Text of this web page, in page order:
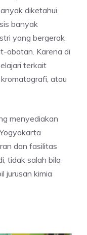
diketahui.
banyak
yang bergerak
obatan. Karena di
terkait
atau
menyediakan
dan fasilitas
tidak salah bila
jurusan kimia